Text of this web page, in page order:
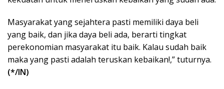
Masyarakat yang sejahtera pasti memiliki daya beli
yang baik, dan jika daya beli ada, berarti tingkat
perekonomian masyarakat itu baik. Kalau sudah baik
maka yang pasti adalah teruskan kebaikan!,” tuturnya.
(*/IN)